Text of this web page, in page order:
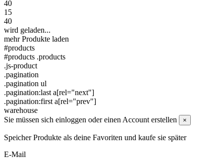
40
15
40
wird geladen...
mehr Produkte laden
#products
#products .products
.js-product
.pagination
.pagination ul
.pagination:last a[rel="next"]
.pagination:first a[rel="prev"]
warehouse
Sie müssen sich einloggen oder einen Account erstellen
×
Speicher Produkte als deine Favoriten und kaufe sie später
E-Mail